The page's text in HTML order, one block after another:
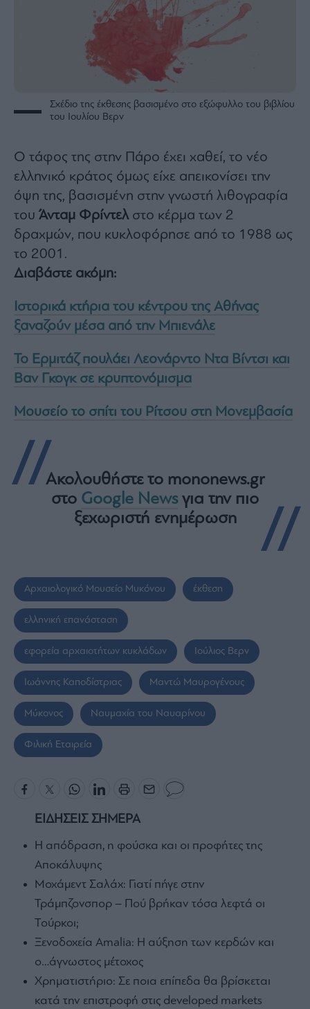
Σχέδιο της έκθεσης βασισμένο στο εξώφυλλο του βιβλίου
του Ιουλίου Βερν
Ο τάφος της στην Πάρο έχει χαθεί, το νέο
ελληνικό κράτος όμως είχε απεικονίσει την
όψη της, βασισμένη στην γνωστή λιθογραφία
του Άνταμ Φρίντελστο κέρμα των 2
δραχμών, που κυκλοφόρησε από το 1988 ως
το 2001.
Διαβάστε ακόμη:
Ιστορικά κτήρια του κέντρου της Αθήνας
ξαναζούν μέσα από την Μπιενάλε
Το Ερμιτάζ πουλάει Λεονάρντο Ντα Βίντσι και
Βαν Γκογκ σε κρυπτονόμισμα
Μουσείο το σπίτι του Ρίτσου στη Μονεμβασία
Ακολουθήστε το mononews.gr
στο Google Newsγια την πιο
ξεχωριστή ενημέρωση
Αρχαιολογικό Μουσείο Μυκόνου έκθεση
ελληνική επανάσταση
εφορεία αρχαιοτήτων κυκλάδων Ιούλιος Βερν
Ιωάννης Καποδίστριας Μαντώ Μαυρογένους
Μύκονος Ναυμαχία του Ναυαρίνου
Φιλική Εταιρεία
ΕΙΔΗΣΕΙΣ ΣΗΜΕΡΑ
Η απόδραση, η φούσκα και οι προφήτες της
Αποκάλυψης
Μοχάμεντ Σαλάχ: Γιατί πήγε στην
Τράμπζονσπορ – Πού βρήκαν τόσα λεφτά οι
Τούρκοι;
Ξενοδοχεία Amalia: H αύξηση των κερδών και
ο…άγνωστος μέτοχος
Χρηματιστήριο: Σε ποια επίπεδα θα βρίσκεται
κατά την επιστροφή στις developed markets